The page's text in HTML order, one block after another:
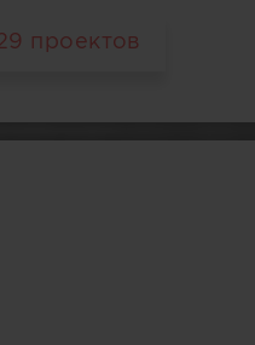
проектов